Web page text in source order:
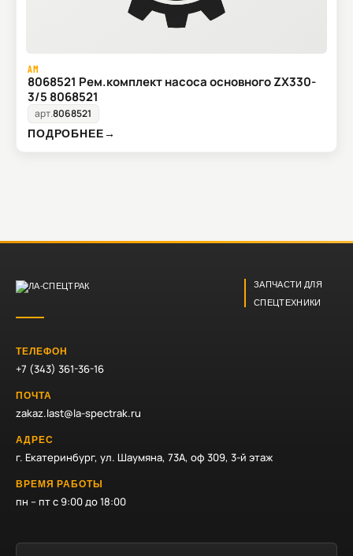
AM
8068521 Рем.комплект насоса основного ZX330-
3/5 8068521
арт.8068521
ПОДРОБНЕЕ→
ЗАПЧАСТИ ДЛЯ
СПЕЦТЕХНИКИ
ТЕЛЕФОН
+7 (343) 361-36-16
ПОЧТА
zakaz.last@la-spectrak.ru
АДРЕС
г. Екатеринбург, ул. Шаумяна, 73А, оф 309, 3-й этаж
ВРЕМЯ РАБОТЫ
пн – пт с 9:00 до 18:00